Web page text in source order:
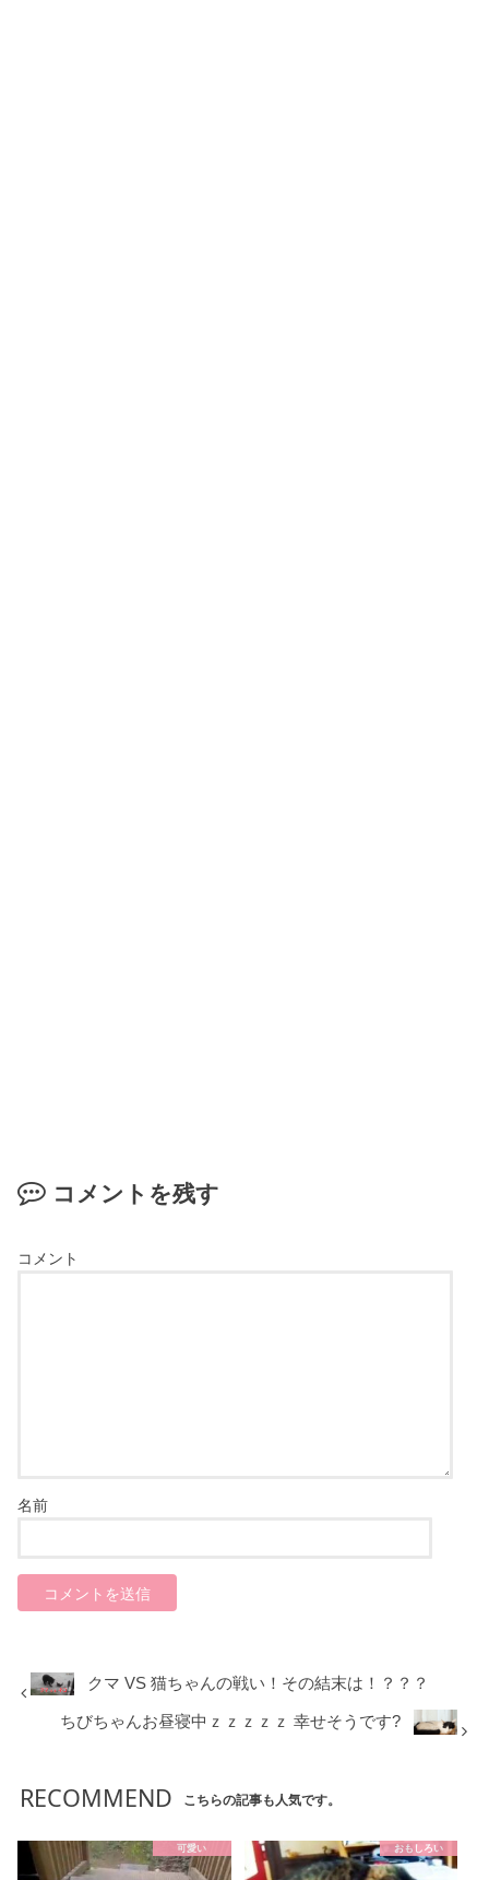
コメントを残す
コメント
名前
クマ VS 猫ちゃんの戦い！その結末は！？？？
ちびちゃんお昼寝中ｚｚｚｚｚ 幸せそうです?
RECOMMEND こちらの記事も人気です。
可愛い おもしろい